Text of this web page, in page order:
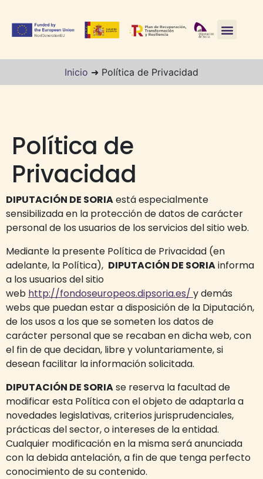
Inicio ➜ Política de Privacidad
Política de
Privacidad
DIPUTACIÓN DE SORIAestá especialmente
sensibilizada en la protección de datos de carácter
personal de los usuarios de los servicios del sitio web.
Mediante la presente Política de Privacidad (en
adelante, la Política), DIPUTACIÓN DE SORIAinforma
a los usuarios del sitio
web http://fondoseuropeos.dipsoria.es/ y demás
webs que puedan estar a disposición de la Diputación,
de los usos a los que se someten los datos de
carácter personal que se recaban en dicha web, con
el fin de que decidan, libre y voluntariamente, si
desean facilitar la información solicitada.
DIPUTACIÓN DE SORIAse reserva la facultad de
modificar esta Política con el objeto de adaptarla a
novedades legislativas, criterios jurisprudenciales,
prácticas del sector, o intereses de la entidad.
Cualquier modificación en la misma será anunciada
con la debida antelación, a fin de que tenga perfecto
conocimiento de su contenido.